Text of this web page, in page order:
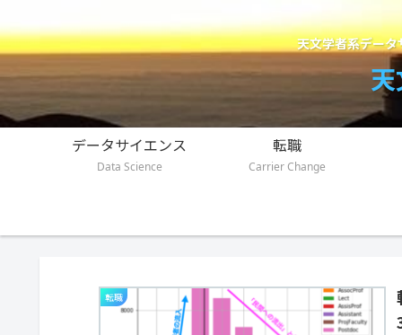
天文学者系デー
データサイエンス
Data Science
転職
Carrier Change
転職